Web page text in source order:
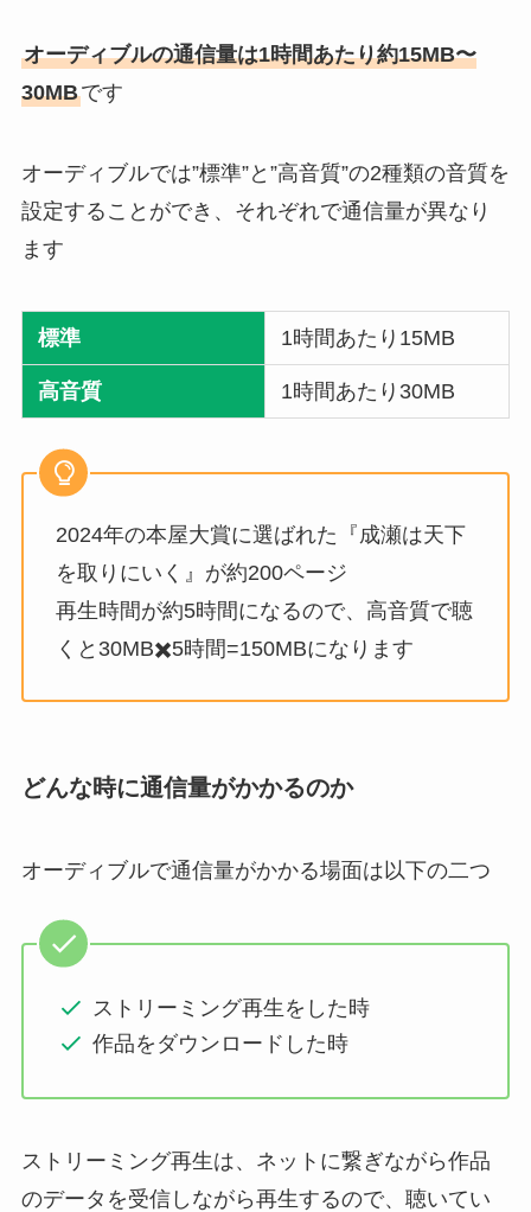
オーディブルの通信量は1時間あたり約15MB〜
30MBです
オーディブルでは”標準”と”高音質”の2種類の音質を
設定することができ、それぞれで通信量が異なり
ます
標準 1時間あたり15MB
高音質 1時間あたり30MB
2024年の本屋大賞に選ばれた『成瀬は天下
を取りにいく』が約200ページ
再生時間が約5時間になるので、高音質で聴
くと30MB✖️5時間=150MBになります
どんな時に通信量がかかるのか
オーディブルで通信量がかかる場面は以下の二つ
ストリーミング再生をした時
作品をダウンロードした時
ストリーミング再生は、ネットに繋ぎながら作品
のデータを受信しながら再生するので、聴いてい